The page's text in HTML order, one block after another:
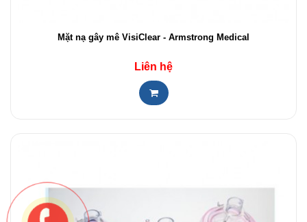
Mặt nạ gây mê VisiClear - Armstrong Medical
Liên hệ